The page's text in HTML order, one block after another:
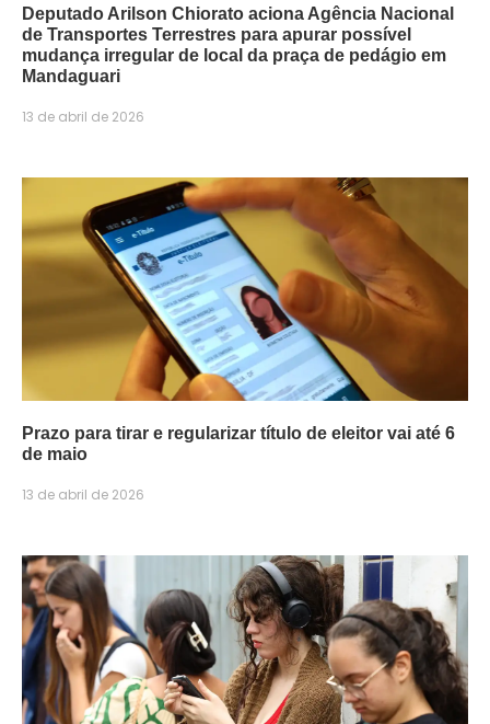
Deputado Arilson Chiorato aciona Agência Nacional
de Transportes Terrestres para apurar possível
mudança irregular de local da praça de pedágio em
Mandaguari
13 de abril de 2026
Prazo para tirar e regularizar título de eleitor vai até 6
de maio
13 de abril de 2026